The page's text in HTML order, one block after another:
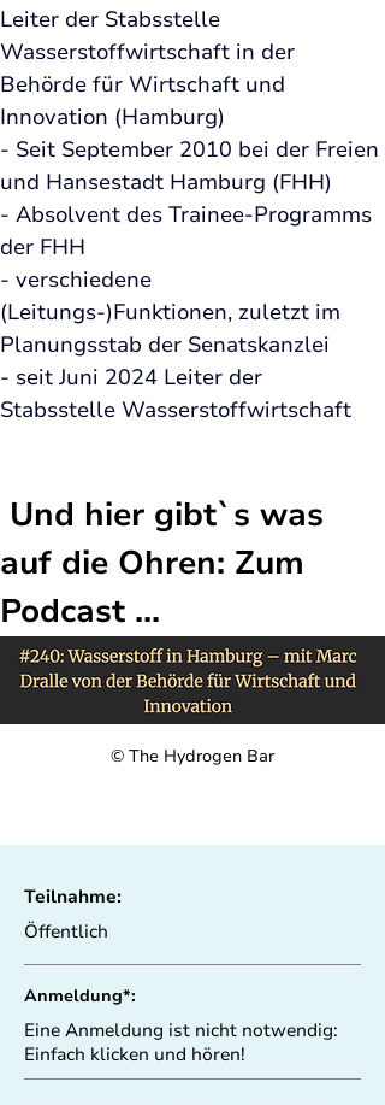
Leiter der Stabsstelle
Wasserstoffwirtschaft in der
Behörde für Wirtschaft und
Innovation (Hamburg)
- Seit September 2010 bei der Freien
und Hansestadt Hamburg (FHH)
- Absolvent des Trainee-Programms
der FHH
- verschiedene
(Leitungs-)Funktionen, zuletzt im
Planungsstab der Senatskanzlei
- seit Juni 2024 Leiter der
Stabsstelle Wasserstoffwirtschaft
Und hier gibt`s was
auf die Ohren: Zum
Podcast ...
© The Hydrogen Bar
Teilnahme:
Öffentlich
Anmeldung*:
Eine Anmeldung ist nicht notwendig:
Einfach klicken und hören!